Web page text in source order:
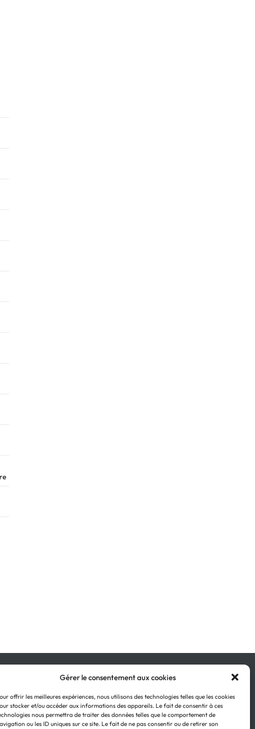
Gérer le consentement aux cookies
offrir les meilleures expériences, nous utilisons des technologies telles que les cookies
stocker et/ou accéder aux informations des appareils. Le fait de consentir à ces
nous permettra de traiter des données telles que le comportement de
ou les ID uniques sur ce site. Le fait de ne pas consentir ou de retirer son
Retour en haut